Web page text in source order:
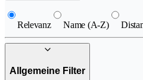
Relevanz Name (A-Z)
Allgemeine Filter